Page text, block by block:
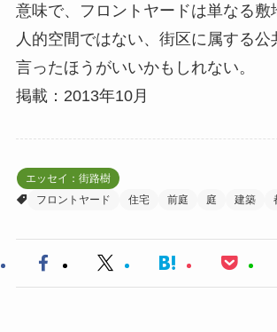
意味で、フロントヤードは単なる敷
人的空間ではない、街区に属する公
言ったほうがいいかもしれない。
掲載：2013年10月
エッセイ：街路樹
フロントヤード
住宅 前庭 庭 建築